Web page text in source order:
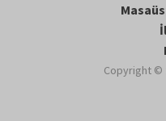
Copyright ©